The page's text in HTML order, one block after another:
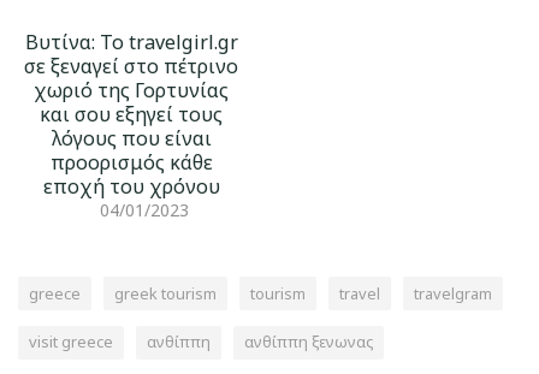
Βυτίνα: Το travelgirl.gr
σε ξεναγεί στο πέτρινο
χωριό της Γορτυνίας
και σου εξηγεί τους
λόγους που είναι
προορισμός κάθε
εποχή του χρόνου
04/01/2023
greece greek tourism tourism travel travelgram
visit greece ανθίππη ανθίππη ξενωνας